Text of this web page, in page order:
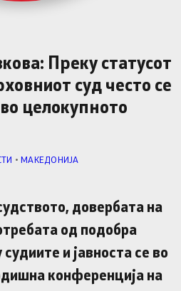
Преку статусот
суд често се
целокупното
•МАКЕДОНИЈА
довербата на
од подобра
и јавноста се во
конференција на